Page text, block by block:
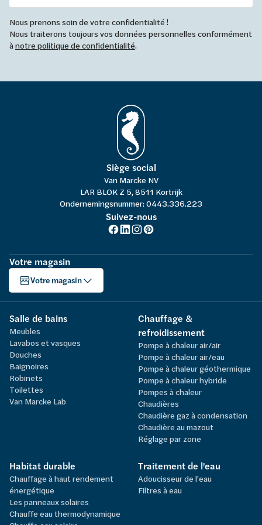
Nous prenons soin de votre confidentialité !
Nous traiterons toujours vos données personnelles conformément
ànotre politique de confidentialité.
Siège social
Van Marcke NV
LAR BLOK Z 5, 8511 Kortrijk
Ondernemingsnummer: 0443.336.223
Suivez-nous
Votre magasin
Votre magasin
Salle de bains
Meubles
Lavabos et vasques
Douches
Baignoires
Robinets
Toilettes
Van Marcke Lab
Chauffage &
refroidissement
Pompe à chaleur air/air
Pompe à chaleur air/eau
Pompe à chaleur géothermique
Pompe à chaleur hybride
Pompes à chaleur
Chaudières
Chaudière gaz à condensation
Chaudière au mazout
Réglage par zone
Habitat durable
Chauffage à haut rendement
énergétique
Les panneaux solaires
Chauffe eau thermodynamique
Traitement de l'eau
Adoucisseur de l'eau
Filtres à eau